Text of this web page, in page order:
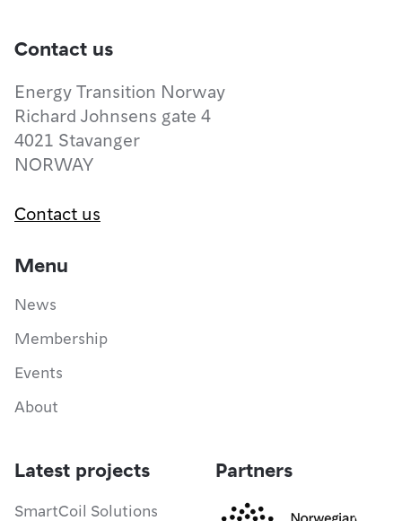
Contact us
Energy Transition Norway
Richard Johnsens gate 4
4021 Stavanger
NORWAY
Contact us
Menu
News
Membership
Events
About
Latest projects
SmartCoil Solutions
Partners